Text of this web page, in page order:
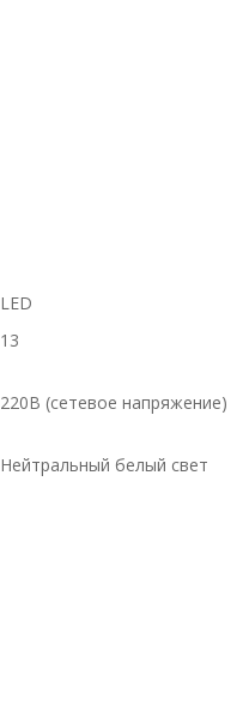
LED
13
220В (сетевое напряжение)
Нейтральный белый свет